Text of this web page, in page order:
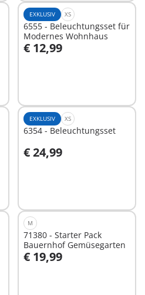
EXKLUSIV XS
6555 - Beleuchtungsset für
Modernes Wohnhaus
€ 12,99
In den Warenkorb
EXKLUSIV XS
6354 - Beleuchtungsset
€ 24,99
In den Warenkorb
M
71380 - Starter Pack
Bauernhof Gemüsegarten
€ 19,99
In den Warenkorb